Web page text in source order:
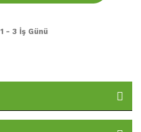
1 - 3 İş Günü